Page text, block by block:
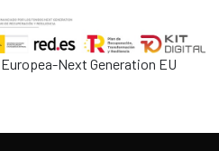
Next Generation EU